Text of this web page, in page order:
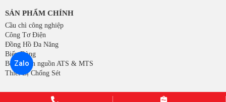
SẢN PHẨM CHÍNH
Cầu chì công nghiệp
Công Tơ Điện
Đồng Hồ Đa Năng
Biến Dòng
Bộ chuyển nguồn ATS & MTS
Thiết Bị Chống Sét
Zalo